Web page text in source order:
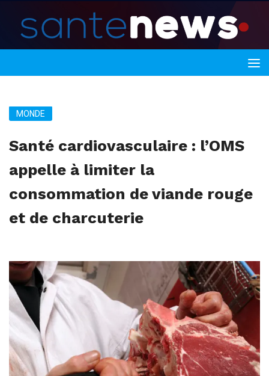
MONDE
Santé cardiovasculaire : l’OMS
appelle à limiter la
consommation de viande rouge
et de charcuterie